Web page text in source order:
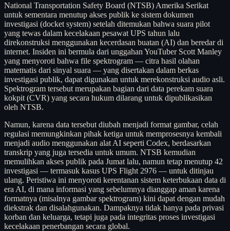
National Transportation Safety Board (NTSB) Amerika Serikat
untuk sementara menutup akses publik ke sistem dokumen
investigasi (docket system) setelah ditemukan bahwa suara pilot
yang tewas dalam kecelakaan pesawat UPS tahun lalu
direkonstruksi menggunakan kecerdasan buatan (AI) dan beredar di
internet. Insiden ini bermula dari unggahan YouTuber Scott Manley
yang menyoroti bahwa file spektrogram — citra hasil olahan
matematis dari sinyal suara — yang disertakan dalam berkas
investigasi publik, dapat digunakan untuk merekonstruksi audio asli.
Spektrogram tersebut merupakan bagian dari data perekam suara
kokpit (CVR) yang secara hukum dilarang untuk dipublikasikan
oleh NTSB.
Namun, karena data tersebut diubah menjadi format gambar, celah
regulasi memungkinkan pihak ketiga untuk memprosesnya kembali
menjadi audio menggunakan alat AI seperti Codex, berdasarkan
transkrip yang juga tersedia untuk umum. NTSB kemudian
memulihkan akses publik pada Jumat lalu, namun tetap menutup 42
investigasi — termasuk kasus UPS Flight 2976 — untuk ditinjau
ulang. Peristiwa ini menyoroti kerentanan sistem keterbukaan data di
era AI, di mana informasi yang sebelumnya dianggap aman karena
formatnya (misalnya gambar spektrogram) kini dapat dengan mudah
diekstrak dan disalahgunakan. Dampaknya tidak hanya pada privasi
korban dan keluarga, tetapi juga pada integritas proses investigasi
kecelakaan penerbangan secara global.